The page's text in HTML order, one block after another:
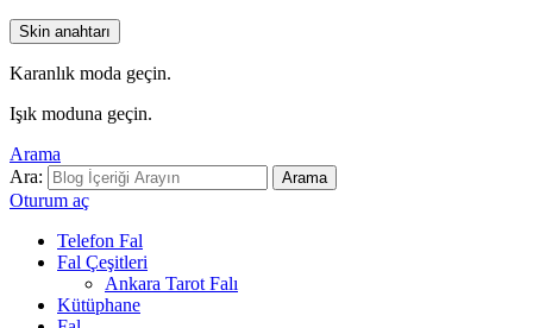
Skin anahtarı
Karanlık moda geçin.
Işık moduna geçin.
Arama
Ara:
Arama
Oturum aç
Telefon Fal
Fal Çeşitleri
Ankara Tarot Falı
Kütüphane